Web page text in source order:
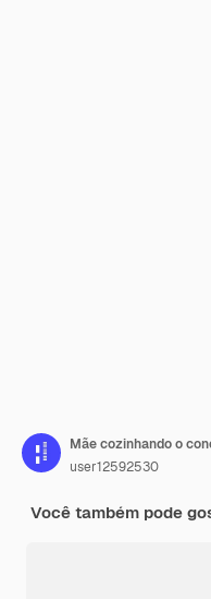
Mãe cozinhando o
user12592530
Você também pode